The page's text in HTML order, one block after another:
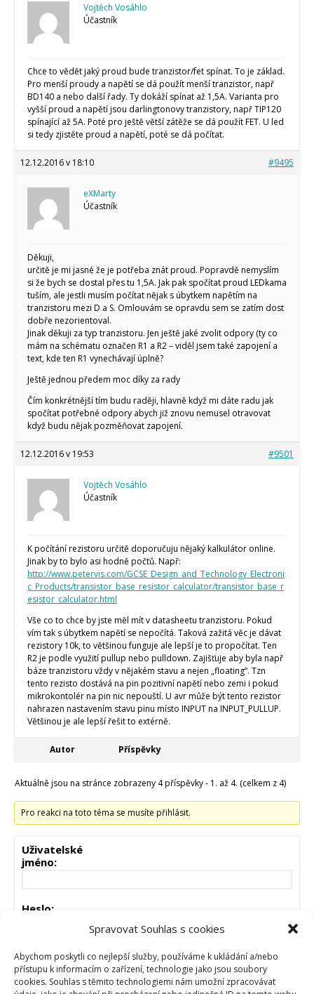
Spravovat Souhlas s cookies
Abychom poskytli co nejlepší služby, používáme k ukládání a/nebo
přístupu k informacím o zařízení, technologie jako jsou soubory
cookies. Souhlas s těmito technologiemi nám umožní zpracovávat
Vojtěch Vosáhlo
Účastník
Chce to vědět jaký proud bude tranzistor/fet spínat. To je základ.
Pro menší proudy a napětí se dá použít menší tranzistor, např
BD140 a nebo další řady. Ty dokáží spínat až 1,5A. Varianta pro
vyšší proud a napětí jsou darlingtonovy tranzistory, např TIP120
spínající až 5A. Poté pro ještě větší zátěže se dá použít FET. U led
si tedy zjistěte proud a napětí, poté se dá počítat.
12.12.2016 v 18:10 #9495
eXMarty
Účastník
Děkuji,
určitě je mi jasné že je potřeba znát proud. Popravdě nemyslím
si že bych se dostal přes tu 1,5A. Jak pak spočítat proud LEDkama
tuším, ale jestli musím počítat nějak s úbytkem napětím na
tranzistoru mezi D a S. Omlouvám se opravdu sem se zatím dost
dobře nezorientoval.
Jinak děkuji za typ tranzistoru. Jen ještě jaké zvolit odpory (ty co
mám na schématu označen R1 a R2 – viděl jsem také zapojení a
text, kde ten R1 vynechávají úplně?
Ještě jednou předem moc díky za rady
Čím konkrétnější tím budu raději, hlavně když mi dáte radu jak
spočítat potřebné odpory abych již znovu nemusel otravovat
když budu nějak pozměňovat zapojení.
12.12.2016 v 19:53 #9501
Vojtěch Vosáhlo
Účastník
K počítání rezistoru určitě doporučuju nějaký kalkulátor online.
Jinak by to bylo asi hodně počtů. Např:
http://www.petervis.com/GCSE_Design_and_Technology_Electroni
c_Products/transistor_base_resistor_calculator/transistor_base_r
esistor_calculator.html
Vše co to chce by jste měl mít v datasheetu tranzistoru. Pokud
vím tak s úbytkem napětí se nepočítá. Taková zažitá věc je dávat
rezistory 10k, to většinou funguje ale lepší je to propočítat. Ten
R2 je podle využití pullup nebo pulldown. Zajišťuje aby byla např
báze tranzistoru vždy v nějakém stavu a nejen „floating“. Tzn
tento rezisto dostává na pin pozitivní napětí nebo zemi i pokud
mikrokontolér na pin nic nepouští. U avr může být tento rezistor
nahrazen nastavením stavu pinu místo INPUT na INPUT_PULLUP.
Většinou je ale lepší řešit to extérně.
Autor Příspěvky
Aktuálně jsou na stránce zobrazeny 4 příspěvky - 1. až 4. (celkem z 4)
Pro reakci na toto téma se musíte přihlásit.
Uživatelské
jméno:
Heslo:
Zůstat přihlášen